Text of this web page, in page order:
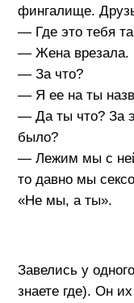
фингалище.
— Где это тебя
— Жена врезала.
— За что?
— Я ее на ты
— Да ты что? За
было?
— Лежим мы с ней
то давно мы
«Не мы, а ты».
Завелись у
знаете где). Он